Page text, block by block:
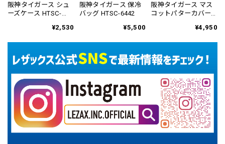
阪神タイガース シュ
ーズケース HTSC-
¥2,530
阪神タイガース 保冷
バッグ HTSC-6442
¥5,500
阪神タイガース マス
コットパターカバー
¥4,950